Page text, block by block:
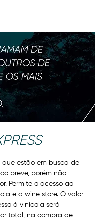
que estão em busca de
breve, porém não
Permite o acesso ao
e a wine store. O valor
à vinícola será
total, na compra de